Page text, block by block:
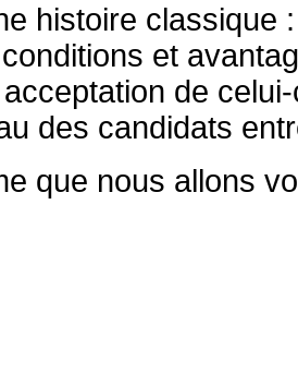
histoire classique
et
de
des candidats
que nous allons